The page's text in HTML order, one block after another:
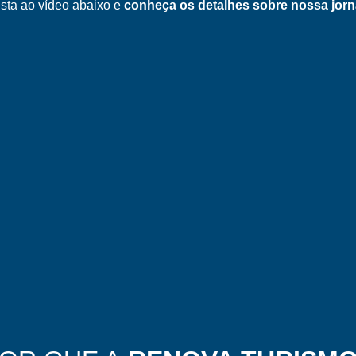
ao vídeo abaixo econheça os detalhes sobre nossa